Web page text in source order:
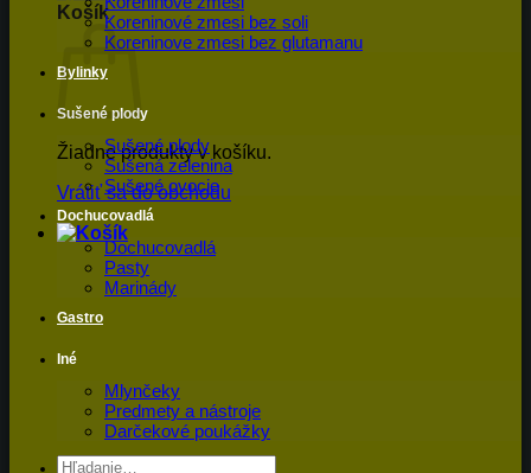
Košík
Žiadne produkty v košíku.
Vrátiť sa do obchodu
Koreninové zmesi bez soli
Koreninove zmesi bez glutamanu
Bylinky
Sušené plody
Sušené plody
Sušená zelenina
Sušené ovocie
Dochucovadlá
Dochucovadlá
Pasty
Marinády
Gastro
Iné
Mlynčeky
Predmety a nástroje
Darčekové poukážky
Hľadať: